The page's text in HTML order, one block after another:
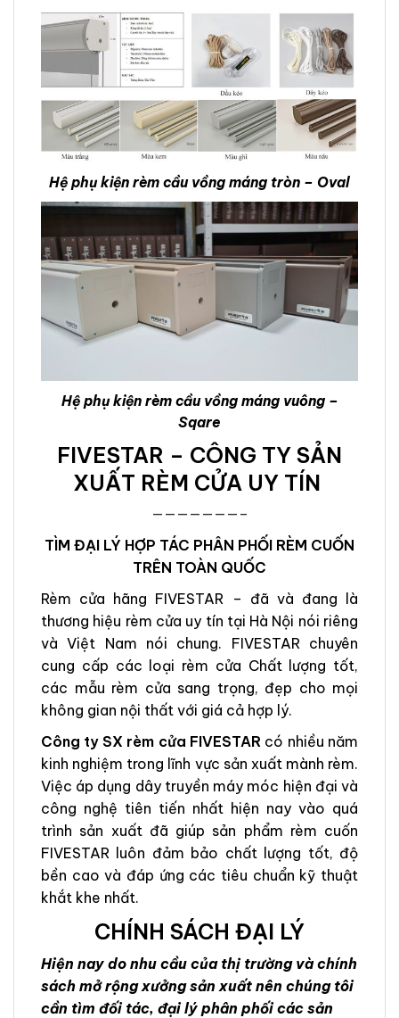
Hệ phụ kiện rèm cầu vồng máng tròn – Oval
Hệ phụ kiện rèm cầu vồng máng vuông –
Sqare
FIVESTAR – CÔNG TY SẢN
XUẤT RÈM CỬA UY TÍN
———————–
TÌM ĐẠI LÝ HỢP TÁC PHÂN PHỐI RÈM CUỐN
TRÊN TOÀN QUỐC
Rèm cửa hãng FIVESTAR – đã và đang là
thương hiệu rèm cửa uy tín tại Hà Nội nói riêng
và Việt Nam nói chung. FIVESTAR chuyên
cung cấp các loại rèm cửa Chất lượng tốt,
các mẫu rèm cửa sang trọng, đẹp cho mọi
không gian nội thất với giá cả hợp lý.
Công ty SX rèm cửa FIVESTARcó nhiều năm
kinh nghiệm trong lĩnh vực sản xuất mành rèm.
Việc áp dụng dây truyền máy móc hiện đại và
công nghệ tiên tiến nhất hiện nay vào quá
trình sản xuất đã giúp sản phẩm rèm cuốn
FIVESTAR luôn đảm bảo chất lượng tốt, độ
bền cao và đáp ứng các tiêu chuẩn kỹ thuật
khắt khe nhất.
CHÍNH SÁCH ĐẠI LÝ
Hiện nay do nhu cầu của thị trường và chính
sách mở rộng xưởng sản xuất nên chúng tôi
cần tìm đối tác, đại lý phân phối các sản